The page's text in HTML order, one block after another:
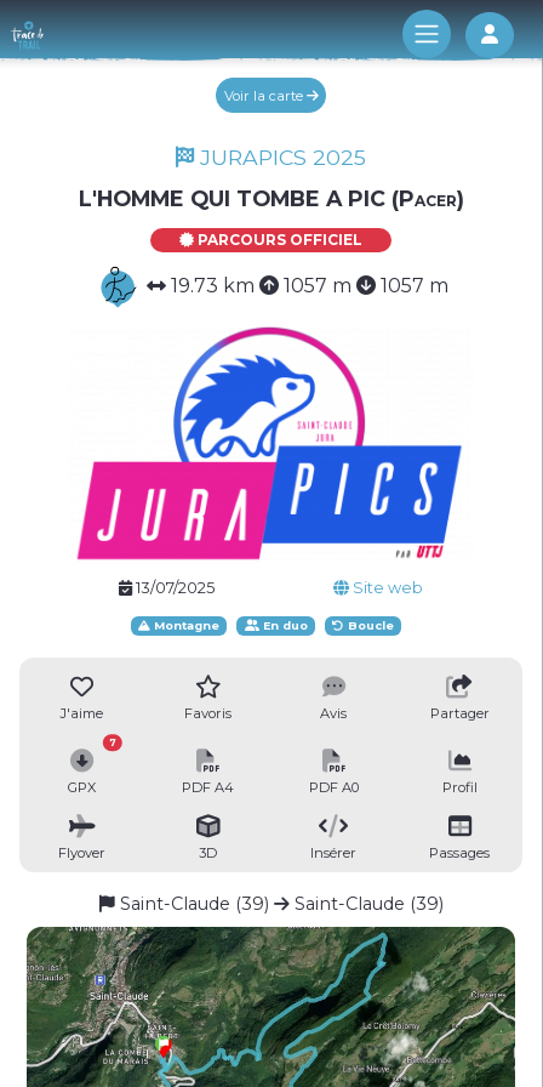
Log
Voir la carte
JURAPICS 2025
L'HOMME QUI TOMBE A PIC (Pacer)
PARCOURS OFFICIEL
19.73 km 1057 m 1057 m
13/07/2025 Site web
Montagne En duo Boucle
J'aime Favoris Avis Partager
GPX
7
PDF A4 PDF A0 Profil
Flyover 3D Insérer Passages
Saint-Claude (39) Saint-Claude (39)